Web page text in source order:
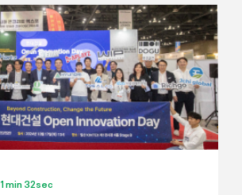
1min 32sec